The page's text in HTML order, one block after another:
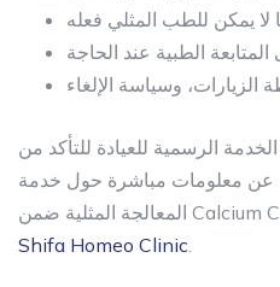
الرسمية للعيادة للتأكد من
عن معلومات مباشرة حول خدمة
Shifa Homeo Clinic